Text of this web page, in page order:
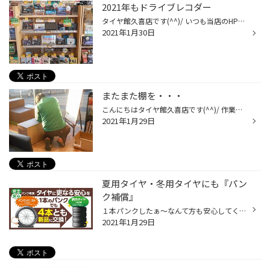
2021年もドライブレコダー
タイヤ館久喜店です(^^)/ いつも当店のHPご覧いただきありがとうございます。 ２０２１年も『ドライブレコーダー』 売れています(^^)/ まだ取り付けていない方も買い替えを考えている方も ご相談下さい(^^)/各種取り扱いございます!(^^)!
2021年1月30日
またまた棚を・・・
こんにちはタイヤ館久喜店です(^^)/ 作業をしているスタッフを隠し撮りしてきました(/・ω・)/ 何を作っているのでしょうか！！ 気になりますね(^^)/完成してからのお楽しみです(^O^)／
2021年1月29日
夏用タイヤ・冬用タイヤにも『パン
ク補償』
１本パンクしたぁ～なんて方も安心してください(^^)/ ４本とも新品に交換！！ 『パンク補償サービス』タイヤ購入時にご一緒にいかがですか？ 加入日から2年間の長期補償で安心 全国の約560店舗で補償対応 旅行などの出先でも安心 その他加入者限定特典もあります！！ ※タイヤ購入金額で補償の金額が...
2021年1月29日